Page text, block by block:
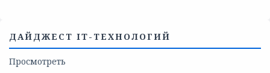
ДАЙДЖЕСТ IT-ТЕХНОЛОГИЙ
Просмотреть